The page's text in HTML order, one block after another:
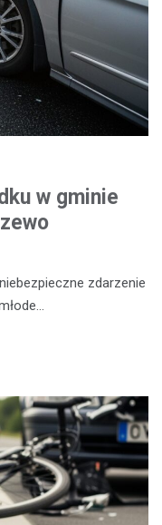
w gminie
zdarzenie